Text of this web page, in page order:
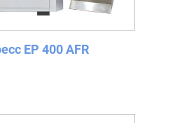
EP 400 AFR